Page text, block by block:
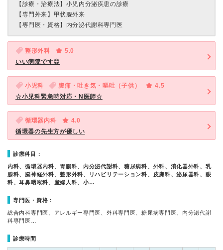
【診療・治療法】 小児内分泌疾患の診療
【専門外来】 甲状腺外来
【専門医・資格】 内分泌代謝科専門医
整形外科
5.0
いい病院です😊
小児科 腹痛・吐き気・嘔吐（子供）
4.5
☆小児科緊急時対応・N医師☆
循環器内科
4.0
循環器の先生方が優しい
診療科目：
内科、循環器内科、胃腸科、内分泌代謝科、糖尿病科、外科、消化器外科、乳
腺科、脳神経外科、整形外科、リハビリテーション科、皮膚科、泌尿器科、眼
科、耳鼻咽喉科、産婦人科、小…
専門医・資格：
総合内科専門医、アレルギー専門医、外科専門医、糖尿病専門医、内分泌代謝
科専門医…
診療時間